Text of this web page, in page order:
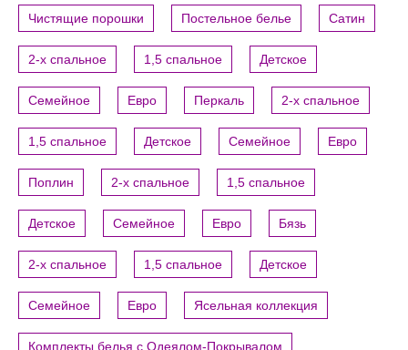
Чистящие порошки Постельное белье Сатин
2-х спальное 1,5 спальное Детское
Семейное Евро Перкаль 2-х спальное
1,5 спальное Детское Семейное Евро
Поплин 2-х спальное 1,5 спальное
Детское Семейное Евро Бязь
2-х спальное 1,5 спальное Детское
Семейное Евро Ясельная коллекция
Комплекты белья с Одеялом-Покрывалом